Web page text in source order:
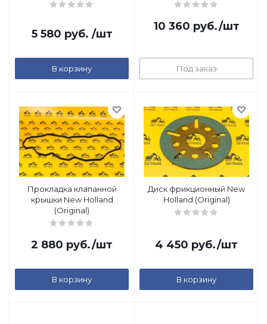
5 580 руб. /шт
В корзину
10 360 руб./шт
Под заказ
Прокладка клапанной
крышки New Holland
(Original)
2 880 руб./шт
В корзину
Диск фрикционный New
Holland (Original)
4 450 руб./шт
В корзину